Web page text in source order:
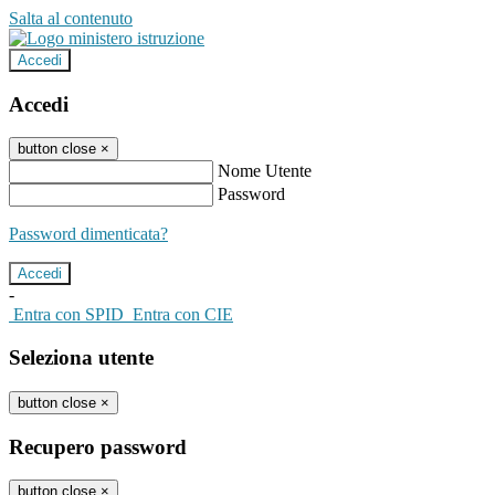
Salta al contenuto
Accedi
Accedi
button close ×
Nome Utente
Password
Password dimenticata?
-
Entra con SPID Entra con CIE
Seleziona utente
button close ×
Recupero password
button close ×